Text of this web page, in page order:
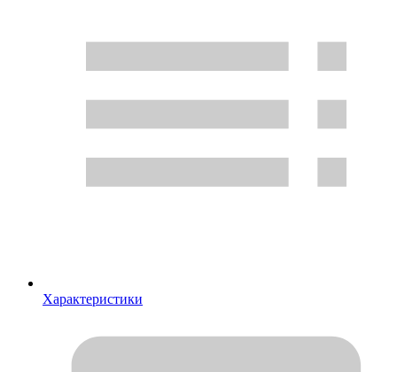
Характеристики